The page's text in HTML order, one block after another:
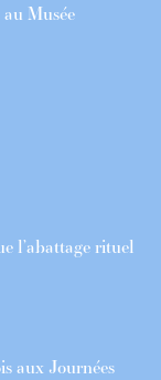
Musée
l’abattage rituel
aux Journées